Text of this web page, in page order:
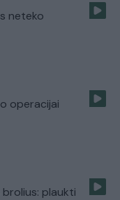
neteko
operacijai
brolius: plaukti